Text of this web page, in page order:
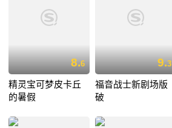
8.6
精灵宝可梦皮卡丘
的暑假
9.3
福音战士新剧场版
破